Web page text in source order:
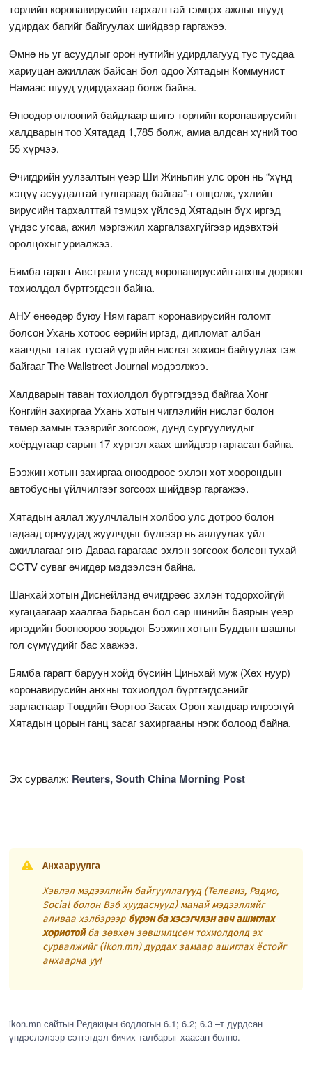
төрлийн коронавирусийн тархалттай тэмцэх ажлыг шууд
удирдах багийг байгуулах шийдвэр гаргажээ.
Өмнө нь уг асуудлыг орон нутгийн удирдлагууд тус тусдаа
хариуцан ажиллаж байсан бол одоо Хятадын Коммунист
Намаас шууд удирдахаар болж байна.
Өнөөдөр өглөөний байдлаар шинэ төрлийн коронавирусийн
халдварын тоо Хятадад 1,785 болж, амиа алдсан хүний тоо
55 хүрчээ.
Өчигдрийн уулзалтын үеэр Ши Жиньпин улс орон нь “хүнд
хэцүү асуудалтай тулгараад байгаа”-г онцолж, үхлийн
вирусийн тархалттай тэмцэх үйлсэд Хятадын бүх иргэд
үндэс угсаа, ажил мэргэжил харгалзахгүйгээр идэвхтэй
оролцохыг уриалжээ.
Бямба гарагт Австрали улсад коронавирусийн анхны дөрвөн
тохиолдол бүртгэгдсэн байна.
АНУ өнөөдөр буюу Ням гарагт коронавирусийн голомт
болсон Ухань хотоос өөрийн иргэд, дипломат албан
хаагчдыг татах тусгай үүргийн нислэг зохион байгуулах гэж
байгааг The Wallstreet Journal мэдээлжээ.
Халдварын таван тохиолдол бүртгэгдээд байгаа Хонг
Конгийн захиргаа Ухань хотын чиглэлийн нислэг болон
төмөр замын тээврийг зогсоож, дунд сургуулиудыг
хоёрдугаар сарын 17 хүртэл хаах шийдвэр гаргасан байна.
Бээжин хотын захиргаа өнөөдрөөс эхлэн хот хоорондын
автобусны үйлчилгээг зогсоох шийдвэр гаргажээ.
Хятадын аялал жуулчлалын холбоо улс дотроо болон
гадаад орнуудад жуулчдыг бүлгээр нь аялуулах үйл
ажиллагааг энэ Даваа гарагаас эхлэн зогсоох болсон тухай
CCTV суваг өчигдөр мэдээлсэн байна.
Шанхай хотын Диснейлэнд өчигдрөөс эхлэн тодорхойгүй
хугацаагаар хаалгаа барьсан бол сар шинийн баярын үеэр
иргэдийн бөөнөөрөө зорьдог Бээжин хотын Буддын шашны
гол сүмүүдийг бас хаажээ.
Бямба гарагт баруун хойд бүсийн Циньхай муж (Хөх нуур)
коронавирусийн анхны тохиолдол бүртгэгдсэнийг
зарласнаар Төвдийн Өөртөө Засах Орон халдвар илрээгүй
Хятадын цорын ганц засаг захиргааны нэгж болоод байна.
Эх сурвалж: Reuters, South China Morning Post
Анхааруулга
Хэвлэл мэдээллийн байгууллагууд (Телевиз, Радио,
Social болон Вэб хуудаснууд) манай мэдээллийг
аливаа хэлбэрээр бүрэн ба хэсэгчлэн авч ашиглах
хориотойба зөвхөн зөвшилцсөн тохиолдолд эх
сурвалжийг (ikon.mn) дурдах замаар ашиглах ёстойг
анхаарна уу!
ikon.mn сайтын Редакцын бодлогын 6.1; 6.2; 6.3 –т дурдсан
үндэслэлээр сэтгэгдэл бичих талбарыг хаасан болно.